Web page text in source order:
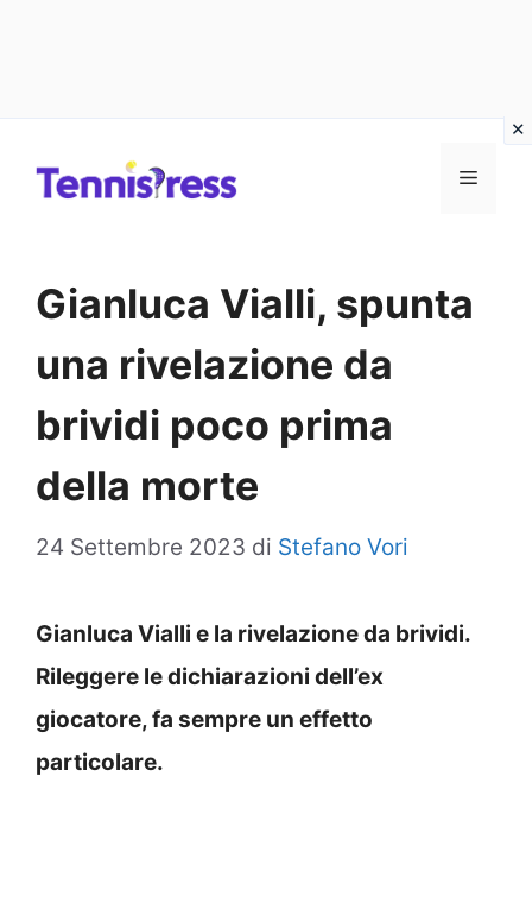
MENU
Gianluca Vialli, spunta
una rivelazione da
brividi poco prima
della morte
24 Settembre 2023 di Stefano Vori
Gianluca Vialli e la rivelazione da brividi.
Rileggere le dichiarazioni dell’ex
giocatore, fa sempre un effetto
particolare.